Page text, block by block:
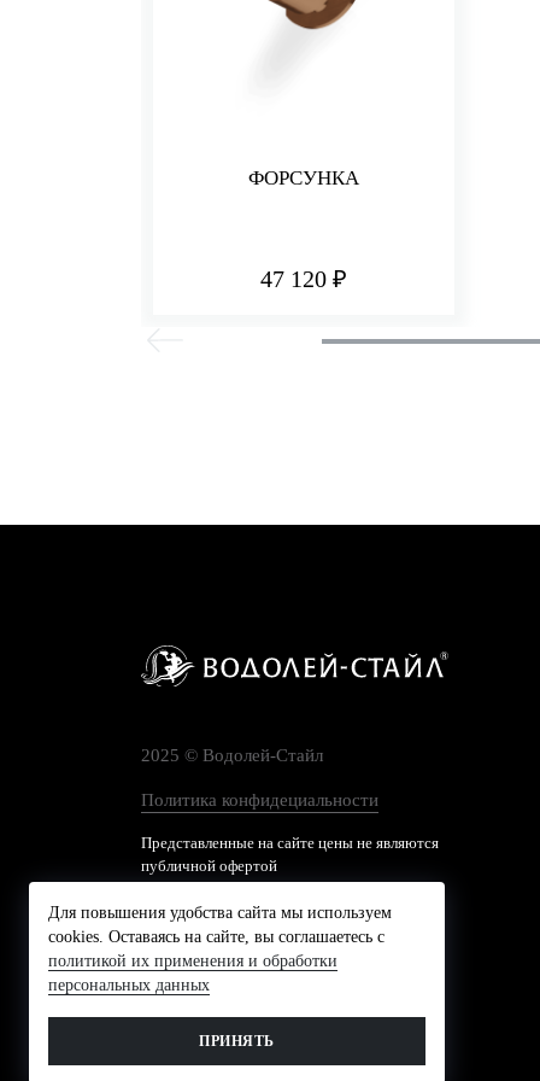
ФОРСУНКА
47 120 ₽
2025 © Водолей-Cтайл
Политика конфидециальности
Представленные на сайте цены не являются
публичной офертой
Для повышения удобства сайта мы используем
cookies. Оставаясь на сайте, вы соглашаетесь с
политикой их применения и обработки
персональных данных
ПРИНЯТЬ